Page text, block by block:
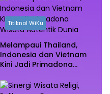
Titiknol WiKu
Melampaui Thailand,
Indonesia dan Vietnam
Kini Jadi Primadona